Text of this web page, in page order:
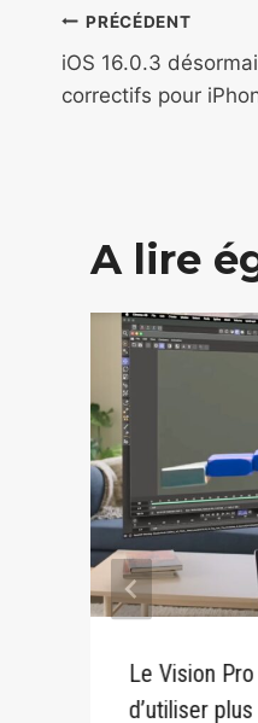
de
l’article
PRÉCÉDENT
iOS 16.0.3
correctifs pour
A lire
Le Vision
d’utiliser